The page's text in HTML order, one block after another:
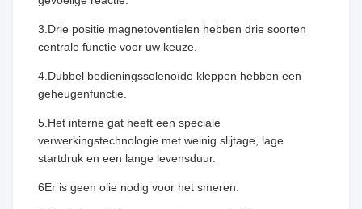
3.Drie positie magnetoventielen hebben drie soorten
centrale functie voor uw keuze.
4.Dubbel bedieningssolenoïde kleppen hebben een
geheugenfunctie.
5.Het interne gat heeft een speciale
verwerkingstechnologie met weinig slijtage, lage
startdruk en een lange levensduur.
6Er is geen olie nodig voor het smeren.